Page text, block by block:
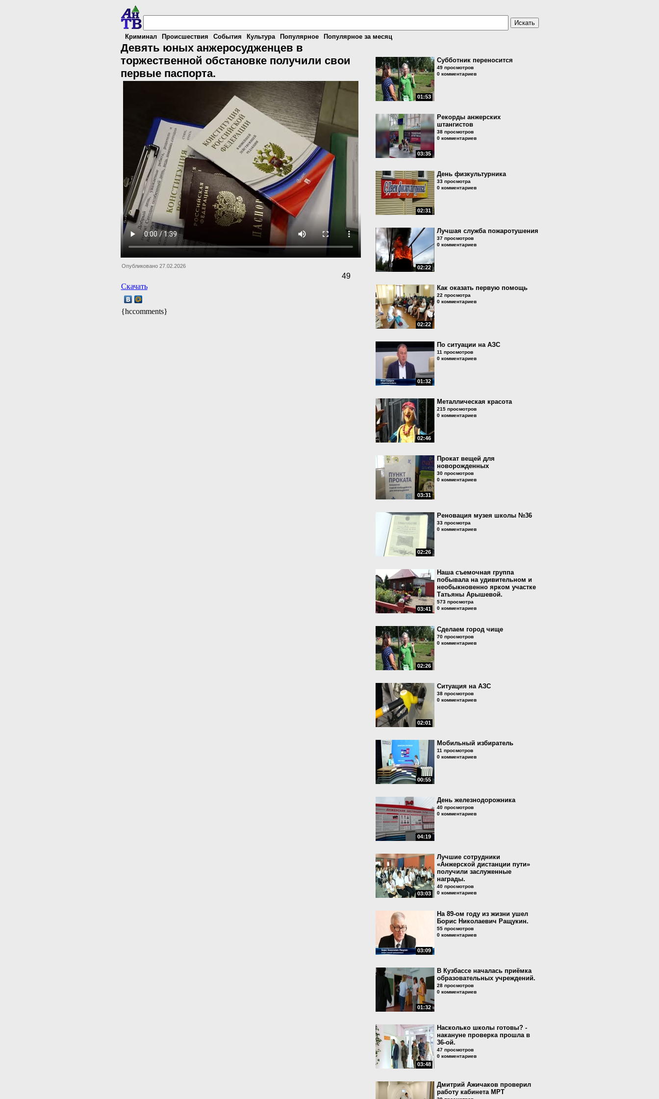
Криминал Происшествия События Культура Популярное Популярное за месяц
Девять юных анжеросудженцев в
торжественной обстановке получили свои
первые паспорта.
Опубликовано 27.02.2026
49
Скачать
{hccomments}
01:53
Субботник переносится
49 просмотров
0 комментариев
03:35
Рекорды анжерских
штангистов
38 просмотров
0 комментариев
02:31
День физкультурника
33 просмотра
0 комментариев
02:22
Лучшая служба пожаротушения
37 просмотров
0 комментариев
02:22
Как оказать первую помощь
22 просмотра
0 комментариев
01:32
По ситуации на АЗС
11 просмотров
0 комментариев
02:46
Металлическая красота
215 просмотров
0 комментариев
03:31
Прокат вещей для
новорожденных
30 просмотров
0 комментариев
02:26
Реновация музея школы №36
33 просмотра
0 комментариев
03:41
Наша съемочная группа
побывала на удивительном и
необыкновенно ярком участке
Татьяны Арышевой.
573 просмотра
0 комментариев
02:26
Сделаем город чище
70 просмотров
0 комментариев
02:01
Ситуация на АЗС
38 просмотров
0 комментариев
00:55
Мобильный избиратель
11 просмотров
0 комментариев
04:19
День железнодорожника
40 просмотров
0 комментариев
03:03
Лучшие сотрудники
«Анжерской дистанции пути»
получили заслуженные
награды.
40 просмотров
0 комментариев
03:09
На 89-ом году из жизни ушел
Борис Николаевич Ращукин.
55 просмотров
0 комментариев
01:32
В Кузбассе началась приёмка
образовательных учреждений.
28 просмотров
0 комментариев
03:48
Насколько школы готовы? -
накануне проверка прошла в
36-ой.
47 просмотров
0 комментариев
Дмитрий Ажичаков проверил
работу кабинета МРТ